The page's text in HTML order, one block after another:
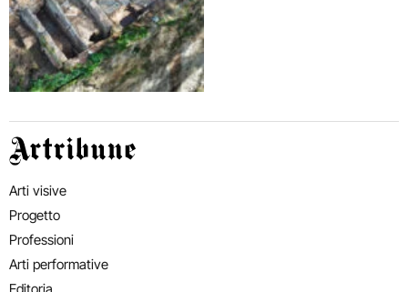
Artribune
Arti visive
Progetto
Professioni
Arti performative